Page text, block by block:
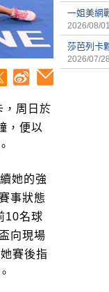
，周日於
，便以
她的強
事狀態
10名球
向現場
賽後指
一姐美網
2026/08/
莎芭列卡
2026/07/